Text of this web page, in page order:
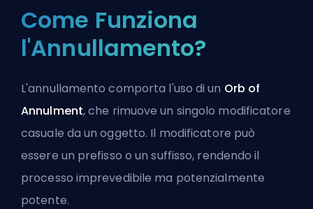
Come Funziona
l'Annullamento?
L'annullamento comporta l'uso di un Orb of
Annulment, che rimuove un singolo modificatore
casuale da un oggetto. Il modificatore può
essere un prefisso o un suffisso, rendendo il
processo imprevedibile ma potenzialmente
potente.